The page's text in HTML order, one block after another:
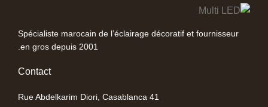
Spécialiste marocain de l’éclairage décoratif et fournisseur
en gros depuis 2001.
Contact
41 Rue Abdelkarim Diori, Casablanca